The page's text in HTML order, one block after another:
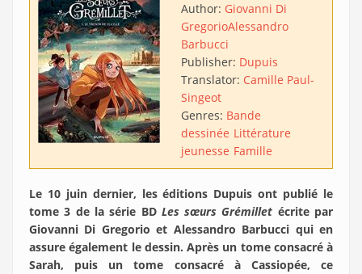
Author: Giovanni Di
GregorioAlessandro
Barbucci
Publisher: Dupuis
Translator: Camille Paul-
Singeot
Genres: Bande
dessinée Littérature
jeunesse Famille
Le 10 juin dernier, les éditions Dupuis ont publié le
tome 3 de la série BD Les sœurs Grémillet écrite par
Giovanni Di Gregorio et Alessandro Barbucci qui en
assure également le dessin. Après un tome consacré à
Sarah, puis un tome consacré à Cassiopée, ce